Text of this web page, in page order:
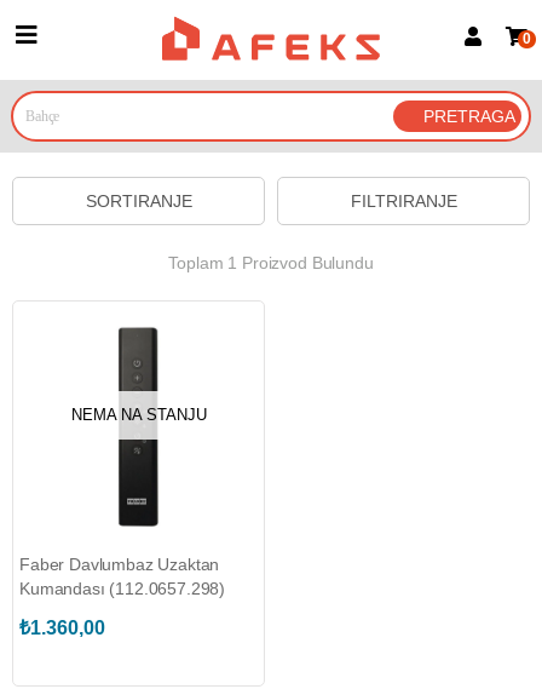
Prijava za članove
Prijavite se Google nalogom
0
FILTRIRANJE
SORTIRANJE
Toplam 1 Proizvod Bulundu
NEMA NA STANJU
Faber Davlumbaz Uzaktan
Kumandası (112.0657.298)
₺1.360,00